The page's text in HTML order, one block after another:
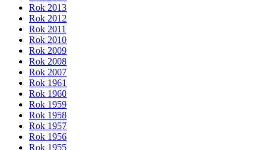
Rok 2013
Rok 2012
Rok 2011
Rok 2010
Rok 2009
Rok 2008
Rok 2007
Rok 1961
Rok 1960
Rok 1959
Rok 1958
Rok 1957
Rok 1956
Rok 1955